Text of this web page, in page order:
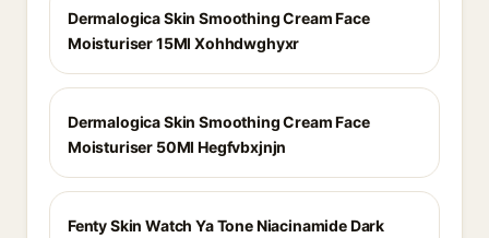
Dermalogica Skin Smoothing Cream Face
Moisturiser 15Ml Xohhdwghyxr
Dermalogica Skin Smoothing Cream Face
Moisturiser 50Ml Hegfvbxjnjn
Fenty Skin Watch Ya Tone Niacinamide Dark